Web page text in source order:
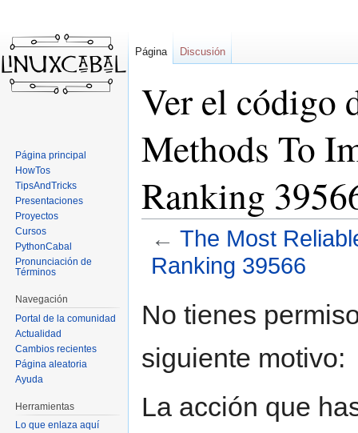
Ver el código
Methods To
Ranking
← The Most
Ranking 39566
navegación
búsqueda
No tienes
siguiente motivo:
La acción que
Página Discusión
Página principal
HowTos
TipsAndTricks
Presentaciones
Proyectos
Cursos
PythonCabal
Pronunciación de
Términos
Navegación
Portal de la comunidad
Actualidad
Cambios recientes
Página aleatoria
Ayuda
Herramientas
Lo que enlaza aquí